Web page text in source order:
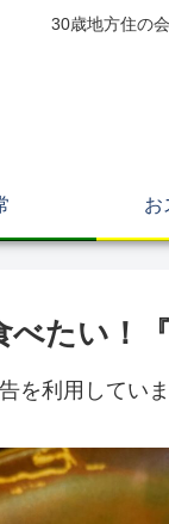
30歳地方住の
お
たい！
を利用していま